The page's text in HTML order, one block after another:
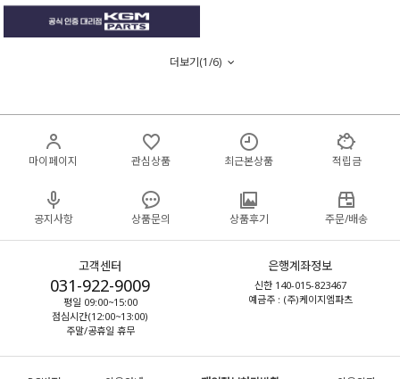
더보기(1/6)
마이페이지 관심상품 최근본상품 적립금
공지사항 상품문의 상품후기 주문/배송
고객센터
031-922-9009
평일 09:00~15:00
점심시간(12:00~13:00)
주말/공휴일 휴무
은행계좌정보
신한 140-015-823467
예금주 : (주)케이지엠파츠